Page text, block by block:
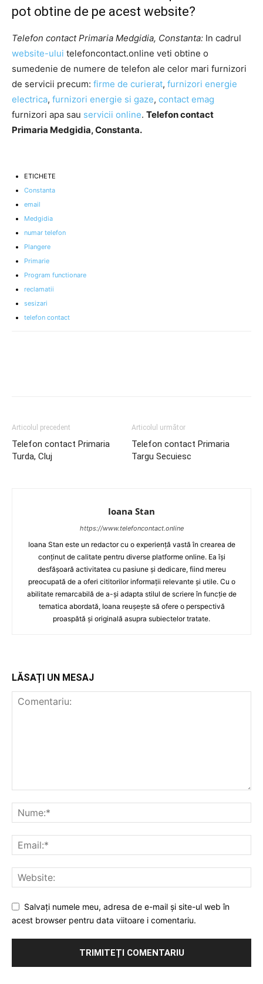
pot obtine de pe acest website?
Telefon contact Primaria Medgidia, Constanta: In cadrul
website-ului telefoncontact.online veti obtine o
sumedenie de numere de telefon ale celor mari furnizori
de servicii precum: firme de curierat, furnizori energie
electrica, furnizori energie si gaze, contact emag
furnizori apa sau servicii online. Telefon contact
Primaria Medgidia, Constanta.
ETICHETE
Constanta
email
Medgidia
numar telefon
Plangere
Primarie
Program functionare
reclamatii
sesizari
telefon contact
Articolul precedent
Telefon contact Primaria
Turda, Cluj
Articolul următor
Telefon contact Primaria
Targu Secuiesc
Ioana Stan
https://www.telefoncontact.online
Ioana Stan este un redactor cu o experiență vastă în crearea de
conținut de calitate pentru diverse platforme online. Ea își
desfășoară activitatea cu pasiune și dedicare, fiind mereu
preocupată de a oferi cititorilor informații relevante și utile. Cu o
abilitate remarcabilă de a-și adapta stilul de scriere în funcție de
tematica abordată, Ioana reușește să ofere o perspectivă
proaspătă și originală asupra subiectelor tratate.
LĂSAȚI UN MESAJ
Salvați numele meu, adresa de e-mail și site-ul web în
acest browser pentru data viitoare i comentariu.